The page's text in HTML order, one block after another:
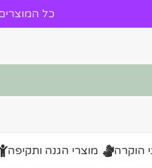
כל
הוקרה מוצרי הגנה ותקיפה